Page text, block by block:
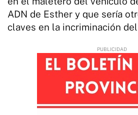
ADN de Esther y que sería
claves en la incriminación